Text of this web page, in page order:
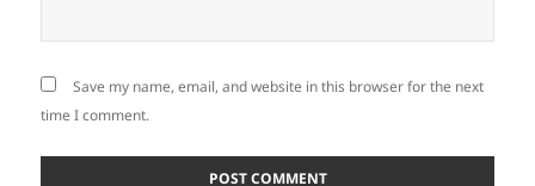
Save my name, email, and website in this browser for the next
time I comment.